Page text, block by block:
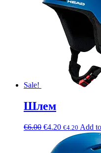
Sale!
Шлем
€6.00 €4.20 €4.20 Add